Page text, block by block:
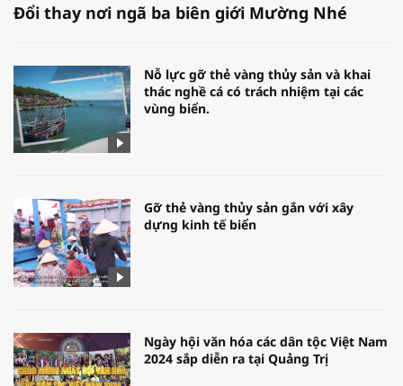
Đổi thay nơi ngã ba biên giới Mường Nhé
Nỗ lực gỡ thẻ vàng thủy sản và khai
thác nghề cá có trách nhiệm tại các
vùng biển.
Gỡ thẻ vàng thủy sản gắn với xây
dựng kinh tế biển
Ngày hội văn hóa các dân tộc Việt Nam
2024 sắp diễn ra tại Quảng Trị